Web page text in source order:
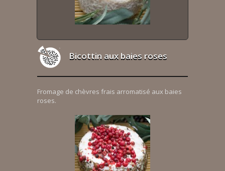
Bicottin aux baies roses
Fromage de chèvres frais arromatisé aux baies
roses.